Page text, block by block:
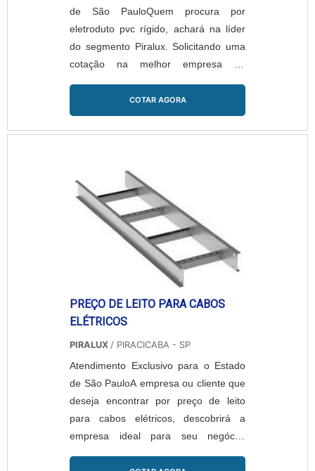
de São PauloQuem procura por
eletroduto pvc rígido, achará na líder
do segmento Piralux. Solicitando uma
cotação na melhor empresa do
qualidade.Quando a temática é
eletroduto pvc rígido, com os
profissionais da Piralux encontramos
entrega.ALGUNS DETALHES SOBRE
ELETRODUTO PVC RÍGIDOA Piralux
centraliza sua estratégia em
proporcionar ...
COTAR AGORA
PREÇO DE LEITO PARA CABOS
ELÉTRICOS
PIRALUX / PIRACICABA - SP
Atendimento Exclusivo para o Estado
de São PauloA empresa ou cliente que
deseja encontrar por preço de leito
para cabos elétricos, descobrirá a
empresa ideal para seu negócio.